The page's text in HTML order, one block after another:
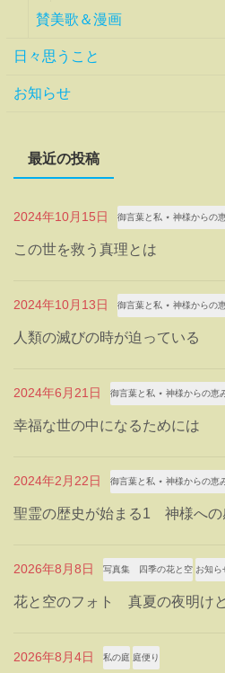
賛美歌＆漫画
日々思うこと
お知らせ
最近の投稿
2024年10月15日 御言葉と私 ⋆ 神様からの
この世を救う真理とは
2024年10月13日 御言葉と私 ⋆ 神様からの
人類の滅びの時が迫っている
2024年6月21日 御言葉と私 ⋆ 神様からの恵
幸福な世の中になるためには
2024年2月22日 御言葉と私 ⋆ 神様からの恵
聖霊の歴史が始まる1 神様への
2026年8月8日 写真集 四季の花と空 お知ら
花と空のフォト 真夏の夜明け
2026年8月4日 私の庭 庭便り